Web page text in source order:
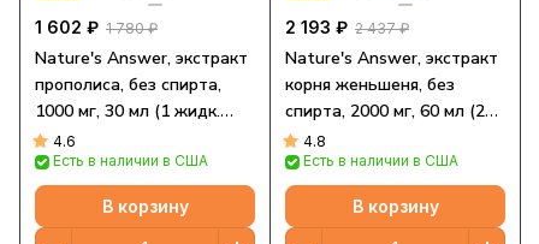
1 602 ₽ 1 780 ₽
Nature's Answer, экстракт
прополиса, без спирта,
1000 мг, 30 мл (1 жидк.
унция)
4.6
Есть в наличии в США
В корзину
2 193 ₽ 2 437 ₽
Nature's Answer, экстракт
корня женьшеня, без
спирта, 2000 мг, 60 мл (2
жидк. унции)
4.8
Есть в наличии в США
В корзину